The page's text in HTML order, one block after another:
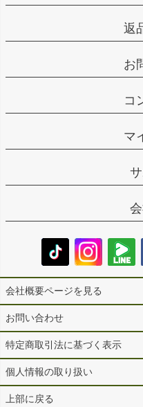
返
お
コ
マ
会社概要ページを見る
お問い合わせ
特定商取引法に基づく表示
個人情報の取り扱い
上部に戻る